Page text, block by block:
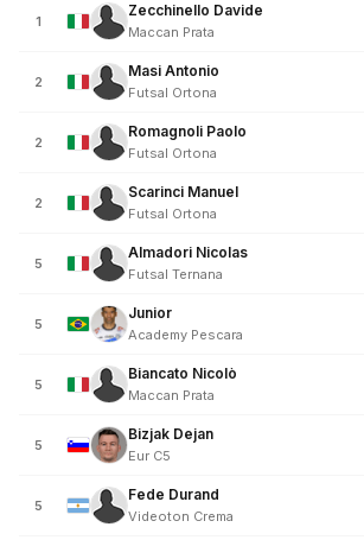
1
Zecchinello Davide
Maccan Prata
2
Masi Antonio
Futsal Ortona
2
Romagnoli Paolo
Futsal Ortona
2
Scarinci Manuel
Futsal Ortona
5
Almadori Nicolas
Futsal Ternana
5
Junior
Academy Pescara
5
Biancato Nicolò
Maccan Prata
5
Bizjak Dejan
Eur C5
5
Fede Durand
Videoton Crema